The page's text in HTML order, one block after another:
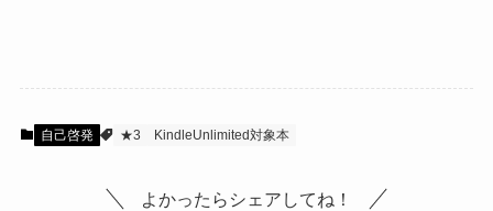
自己啓発 ★3 KindleUnlimited対象本
よかったらシェアしてね！